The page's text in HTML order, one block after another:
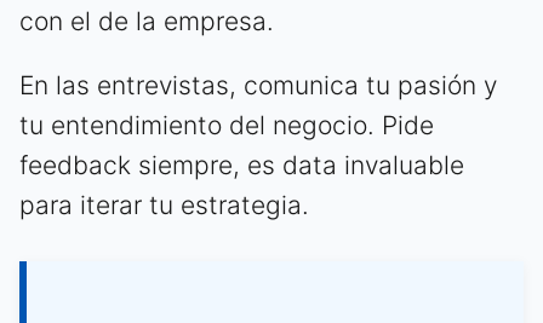
con el de la empresa.
En las entrevistas, comunica tu pasión y
tu entendimiento del negocio. Pide
feedback siempre, es data invaluable
para iterar tu estrategia.